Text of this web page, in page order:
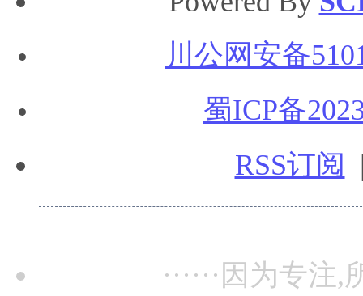
川公网安备
蜀ICP备
RSS订阅
······因为专注,